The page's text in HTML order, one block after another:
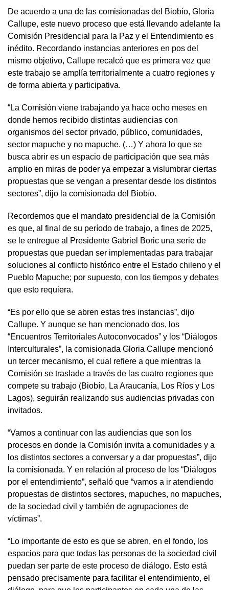
De acuerdo a una de las comisionadas del Biobío, Gloria
Callupe, este nuevo proceso que está llevando adelante la
Comisión Presidencial para la Paz y el Entendimiento es
inédito. Recordando instancias anteriores en pos del
mismo objetivo, Callupe recalcó que es primera vez que
este trabajo se amplía territorialmente a cuatro regiones y
de forma abierta y participativa.
“La Comisión viene trabajando ya hace ocho meses en
donde hemos recibido distintas audiencias con
organismos del sector privado, público, comunidades,
sector mapuche y no mapuche. (…) Y ahora lo que se
busca abrir es un espacio de participación que sea más
amplio en miras de poder ya empezar a vislumbrar ciertas
propuestas que se vengan a presentar desde los distintos
sectores”, dijo la comisionada del Biobío.
Recordemos que el mandato presidencial de la Comisión
es que, al final de su período de trabajo, a fines de 2025,
se le entregue al Presidente Gabriel Boric una serie de
propuestas que puedan ser implementadas para trabajar
soluciones al conflicto histórico entre el Estado chileno y el
Pueblo Mapuche; por supuesto, con los tiempos y debates
que esto requiera.
“Es por ello que se abren estas tres instancias”, dijo
Callupe. Y aunque se han mencionado dos, los
“Encuentros Territoriales Autoconvocados” y los “Diálogos
Interculturales”, la comisionada Gloria Callupe mencionó
un tercer mecanismo, el cual refiere a que mientras la
Comisión se traslade a través de las cuatro regiones que
compete su trabajo (Biobío, La Araucanía, Los Ríos y Los
Lagos), seguirán realizando sus audiencias privadas con
invitados.
“Vamos a continuar con las audiencias que son los
procesos en donde la Comisión invita a comunidades y a
los distintos sectores a conversar y a dar propuestas”, dijo
la comisionada. Y en relación al proceso de los “Diálogos
por el entendimiento”, señaló que “vamos a ir atendiendo
propuestas de distintos sectores, mapuches, no mapuches,
de la sociedad civil y también de agrupaciones de
víctimas”.
“Lo importante de esto es que se abren, en el fondo, los
espacios para que todas las personas de la sociedad civil
puedan ser parte de este proceso de diálogo. Esto está
pensado precisamente para facilitar el entendimiento, el